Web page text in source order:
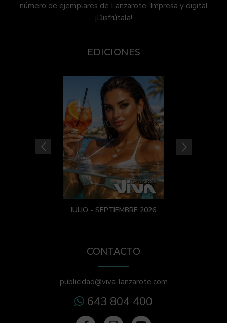
número de ejemplares de Lanzarote. Impresa y digital
¡Disfrútala!
EDICIONES
JULIO - SEPTIEMBRE 2026
CONTACTO
publicidad@viva-lanzarote.com
643 804 400